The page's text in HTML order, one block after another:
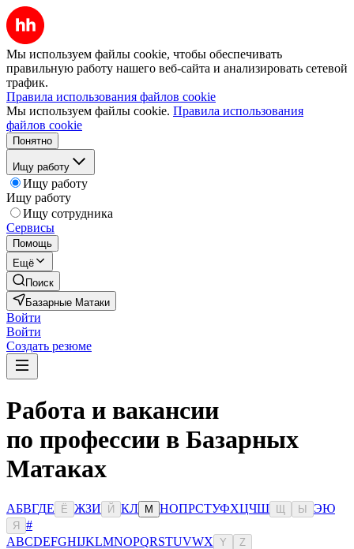
Мы используем файлы cookie, чтобы обеспечивать
правильную работу нашего веб-сайта и анализировать сетевой
трафик.
Правила использования файлов cookie
Мы используем файлы cookie. Правила использования
файлов cookie
Понятно
Ищу работу
Ищу работу
Ищу работу
Ищу сотрудника
Сервисы
Помощь
Ещё
Поиск
Базарные Матаки
Войти
Войти
Создать резюме
Работа и вакансии
по профессии в Базарных
Матаках
АБВГДЕ Ё ЖЗИ Й КЛ М НОПРСТУФХЦЧШ Ы ЭЮ
Я
#
ABCDEFGHIJKLMNOPQRSTUVWX Y Z